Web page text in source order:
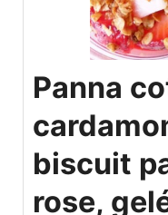
Panna
biscuit
rose,